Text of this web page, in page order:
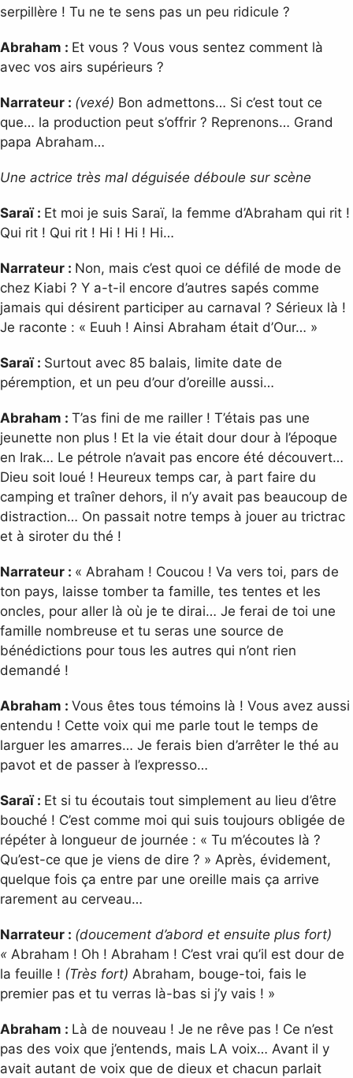
serpillère ! Tu ne te sens pas un peu ridicule ?
Abraham : Et vous ? Vous vous sentez comment là
avec vos airs supérieurs ?
Narrateur : (vexé) Bon admettons… Si c’est tout ce
que… la production peut s’offrir ? Reprenons… Grand
papa Abraham…
Une actrice très mal déguisée déboule sur scène
Saraï : Et moi je suis Saraï, la femme d’Abraham qui rit !
Qui rit ! Qui rit ! Hi ! Hi ! Hi…
Narrateur : Non, mais c’est quoi ce défilé de mode de
chez Kiabi ? Y a-t-il encore d’autres sapés comme
jamais qui désirent participer au carnaval ? Sérieux là !
Je raconte : « Euuh ! Ainsi Abraham était d’Our… »
Saraï : Surtout avec 85 balais, limite date de
péremption, et un peu d’our d’oreille aussi…
Abraham : T’as fini de me railler ! T’étais pas une
jeunette non plus ! Et la vie était dour dour à l’époque
en Irak… Le pétrole n’avait pas encore été découvert…
Dieu soit loué ! Heureux temps car, à part faire du
camping et traîner dehors, il n’y avait pas beaucoup de
distraction… On passait notre temps à jouer au trictrac
et à siroter du thé !
Narrateur : « Abraham ! Coucou ! Va vers toi, pars de
ton pays, laisse tomber ta famille, tes tentes et les
oncles, pour aller là où je te dirai… Je ferai de toi une
famille nombreuse et tu seras une source de
bénédictions pour tous les autres qui n’ont rien
demandé !
Abraham : Vous êtes tous témoins là ! Vous avez aussi
entendu ! Cette voix qui me parle tout le temps de
larguer les amarres… Je ferais bien d’arrêter le thé au
pavot et de passer à l’expresso…
Saraï : Et si tu écoutais tout simplement au lieu d’être
bouché ! C’est comme moi qui suis toujours obligée de
répéter à longueur de journée : « Tu m’écoutes là ?
Qu’est-ce que je viens de dire ? » Après, évidement,
quelque fois ça entre par une oreille mais ça arrive
rarement au cerveau…
Narrateur : (doucement d’abord et ensuite plus fort)
« Abraham ! Oh ! Abraham ! C’est vrai qu’il est dour de
la feuille ! (Très fort) Abraham, bouge-toi, fais le
premier pas et tu verras là-bas si j’y vais ! »
Abraham : Là de nouveau ! Je ne rêve pas ! Ce n’est
pas des voix que j’entends, mais LA voix… Avant il y
avait autant de voix que de dieux et chacun parlait